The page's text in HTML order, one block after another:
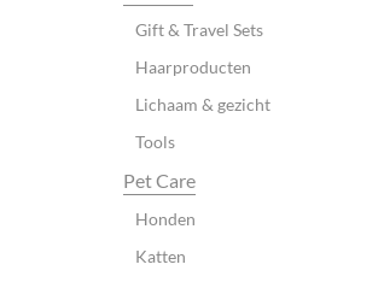
Gift & Travel Sets
Haarproducten
Lichaam & gezicht
Tools
Pet Care
Honden
Katten